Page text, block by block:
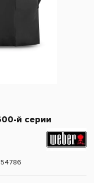
й серии
54786